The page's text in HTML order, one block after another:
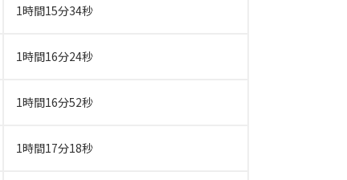
1時間15分34秒
1時間16分24秒
1時間16分52秒
1時間17分18秒